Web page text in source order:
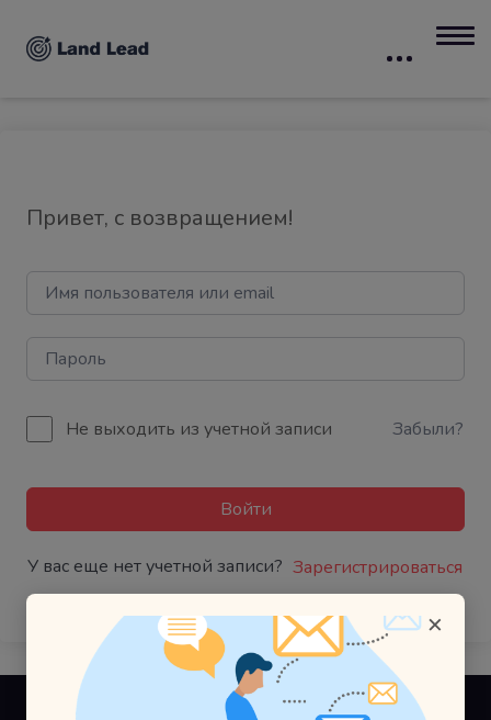
Привет, с возвращением!
Не выходить из учетной записи Забыли?
Войти
У вас еще нет учетной записи? Зарегистрироваться
×